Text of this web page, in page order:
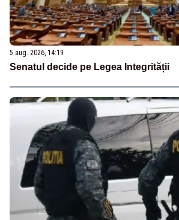
5 aug. 2026, 14:19
Senatul decide pe Legea Integrității